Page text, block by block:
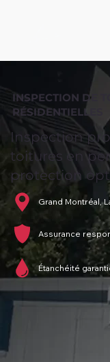
INSPECTION DE
RÉSIDENTIELLES
Inspection
toitures en
protection
Grand Montréal,
Assurance
Étanchéité